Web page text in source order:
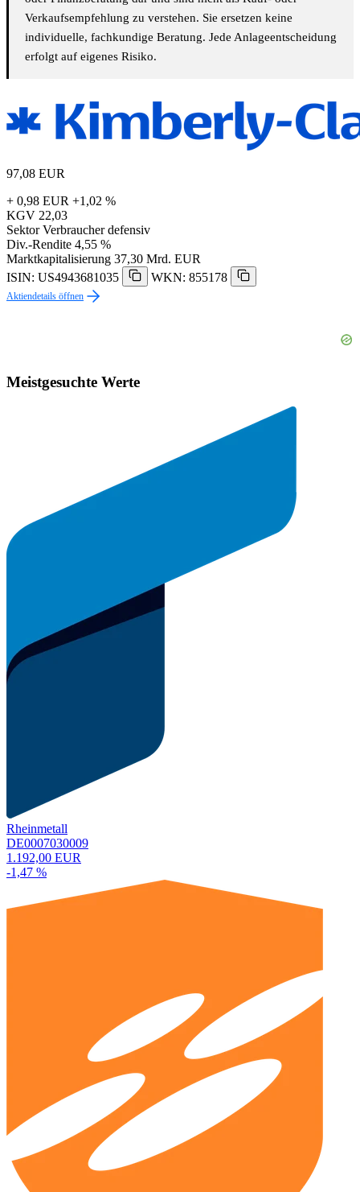
Verkaufsempfehlung zu verstehen. Sie ersetzen keine
individuelle, fachkundige Beratung. Jede Anlageentscheidung
erfolgt auf eigenes Risiko.
97,08 EUR
+ 0,98 EUR +1,02 %
KGV 22,03
Sektor Verbraucher defensiv
Div.-Rendite 4,55 %
Marktkapitalisierung 37,30 Mrd. EUR
ISIN: US4943681035
WKN: 855178
Aktiendetails öffnen
Meistgesuchte Werte
Rheinmetall
DE0007030009
1.192,00 EUR
-1,47 %